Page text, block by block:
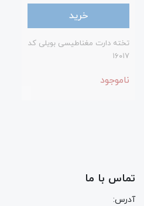
خرید
تخته دارت مغناطیسی بویلی کد
۱۶۰۱۷
ناموجود
تماس با ما
آدرس: